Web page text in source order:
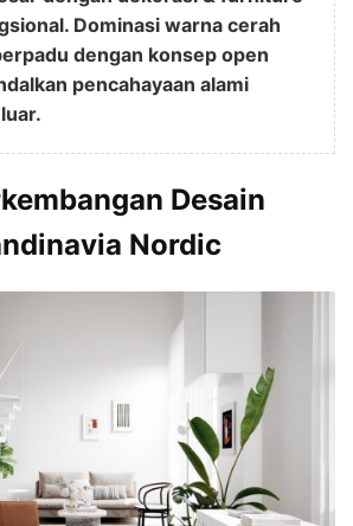
Dominasi warna cerah
dengan konsep open
pencahayaan alami
Desain
Nordic